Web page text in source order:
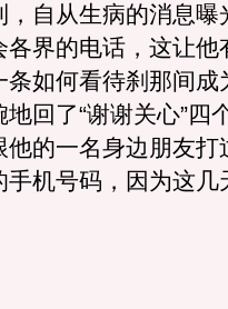
自从生病的消息曝
各界的电话，这让他
如何看待刹那间成
回了“谢谢关心”四
的一名身边朋友打
机号码，因为这几